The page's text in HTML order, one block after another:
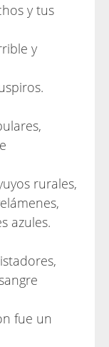
y tus
y
rurales,
azules.
fue un